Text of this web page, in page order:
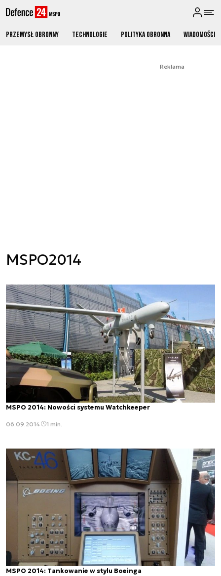
Przemysł obronny Technologie Polityka obronna Wiadomości
Reklama
MSPO2014
MSPO 2014: Nowości systemu Watchkeeper
06.09.2014 1 min.
MSPO 2014: Tankowanie w stylu Boeinga